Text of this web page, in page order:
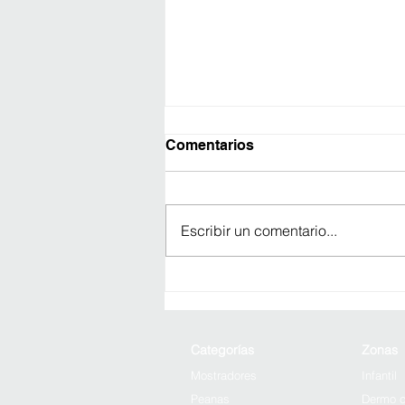
Comentarios
Escribir un comentario...